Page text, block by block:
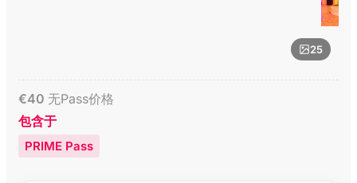
25
€40 无Pass价格
包含于
PRIME Pass